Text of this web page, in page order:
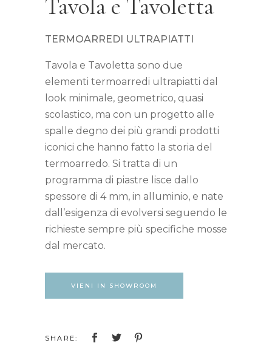
Tavola e Tavoletta
TERMOARREDI ULTRAPIATTI
Tavola e Tavoletta sono due
elementi termoarredi ultrapiatti dal
look minimale, geometrico, quasi
scolastico, ma con un progetto alle
spalle degno dei più grandi prodotti
iconici che hanno fatto la storia del
termoarredo. Si tratta di un
programma di piastre lisce dallo
spessore di 4 mm, in alluminio, e nate
dall’esigenza di evolversi seguendo le
richieste sempre più specifiche mosse
dal mercato.
VIENI IN SHOWROOM
SHARE: